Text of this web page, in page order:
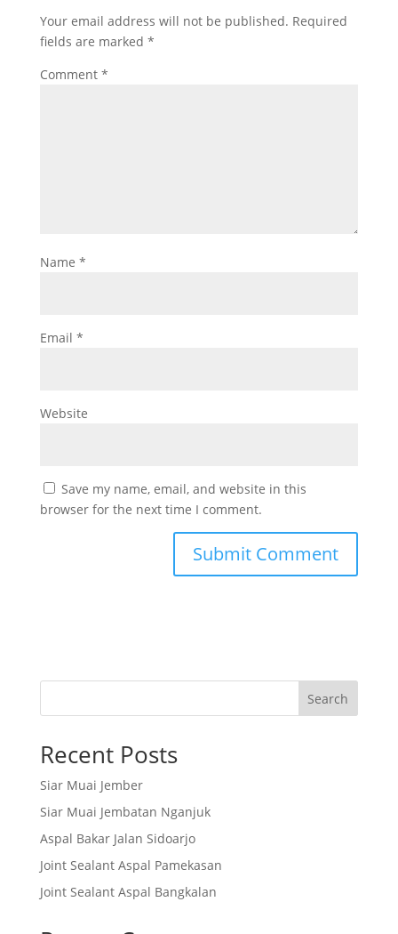
Your email address will not be published. Required
fields are marked *
Comment *
Name *
Email *
Website
Save my name, email, and website in this
browser for the next time I comment.
Search
Recent Posts
Siar Muai Jember
Siar Muai Jembatan Nganjuk
Aspal Bakar Jalan Sidoarjo
Joint Sealant Aspal Pamekasan
Joint Sealant Aspal Bangkalan